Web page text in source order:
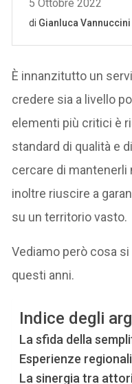
È innanzitutto un
credere sia a livello
elementi più critici è
standard di qualità e
cercare di mantenerli
inoltre riuscire a
su un territorio vasto.
Vediamo però cosa
questi anni.
Indice degli
La sfida della
Esperienze
La sinergia tra